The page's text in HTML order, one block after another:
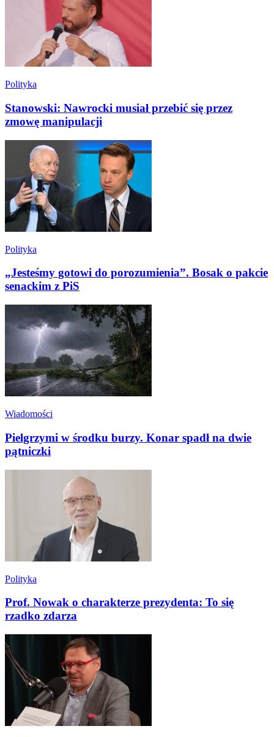
Polityka
Stanowski: Nawrocki musiał przebić się przez
zmowę manipulacji
Polityka
„Jesteśmy gotowi do porozumienia”. Bosak o pakcie
senackim z PiS
Wiadomości
Pielgrzymi w środku burzy. Konar spadł na dwie
pątniczki
Polityka
Prof. Nowak o charakterze prezydenta: To się
rzadko zdarza